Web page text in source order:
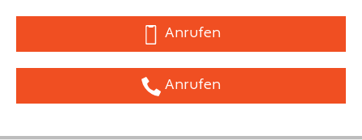
Anrufen
Anrufen